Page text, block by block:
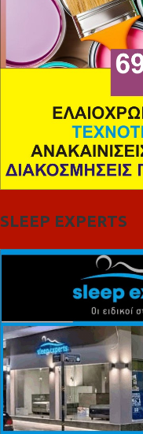
SLEEP EXPERTS